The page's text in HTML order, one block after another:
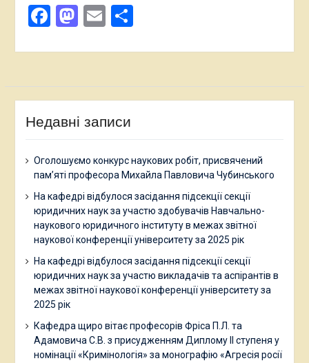
Facebook
Mastodon
EmailПоділитися
Недавні записи
Оголошуємо конкурс наукових робіт, присвячений
пам’яті професора Михайла Павловича Чубинського
На кафедрі відбулося засідання підсекції секції
юридичних наук за участю здобувачів Навчально-
наукового юридичного інституту в межах звітної
наукової конференції університету за 2025 рік
На кафедрі відбулося засідання підсекції секції
юридичних наук за участю викладачів та аспірантів в
межах звітної наукової конференції університету за
2025 рік
Кафедра щиро вітає професорів Фріса П.Л. та
Адамовича С.В. з присудженням Диплому ІІ ступеня у
номінації «Кримінологія» за монографію «Агресія росії